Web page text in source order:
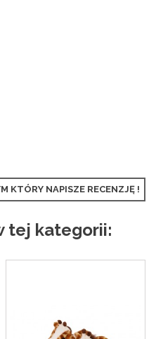
KTÓRY NAPISZE RECENZJĘ !
tej kategorii: